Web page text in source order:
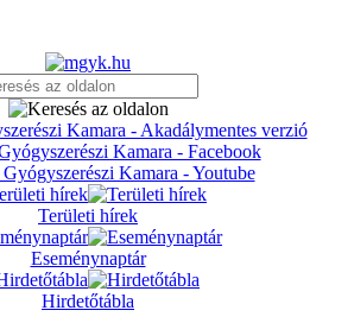
Területi hírek
Eseménynaptár
Hirdetőtábla